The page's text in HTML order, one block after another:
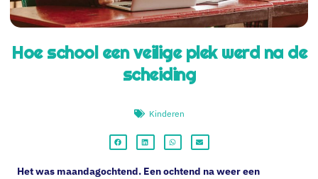
Hoe school een veilige plek werd na de
scheiding
Kinderen
Het was maandagochtend. Een ochtend na weer een